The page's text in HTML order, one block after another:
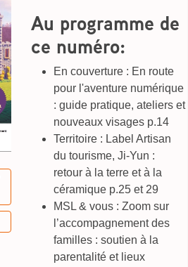
Au programme de
ce numéro:
En couverture : En route
pour l'aventure numérique
: guide pratique, ateliers et
nouveaux visages p.14
Territoire : Label Artisan
du tourisme, Ji-Yun :
retour à la terre et à la
céramique p.25 et 29
MSL & vous : Zoom sur
l’accompagnement des
familles : soutien à la
parentalité et lieux